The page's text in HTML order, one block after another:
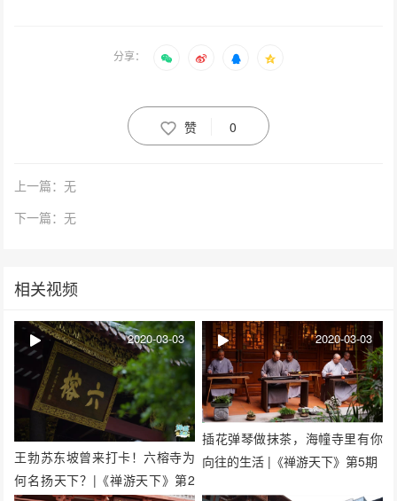
分享：
赞 0
上一篇：无
下一篇：无
相关视频
王勃苏东坡曾来打卡！六榕寺为
何名扬天下？|《禅游天下》第2
2020-03-03
插花弹琴做抹茶，海幢寺里有你
向往的生活 |《禅游天下》第5期
2020-03-03